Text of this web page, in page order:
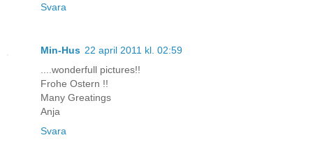
Svara
Min-Hus 22 april 2011 kl. 02:59
....wonderfull pictures!!
Frohe Ostern !!
Many Greatings
Anja
Svara